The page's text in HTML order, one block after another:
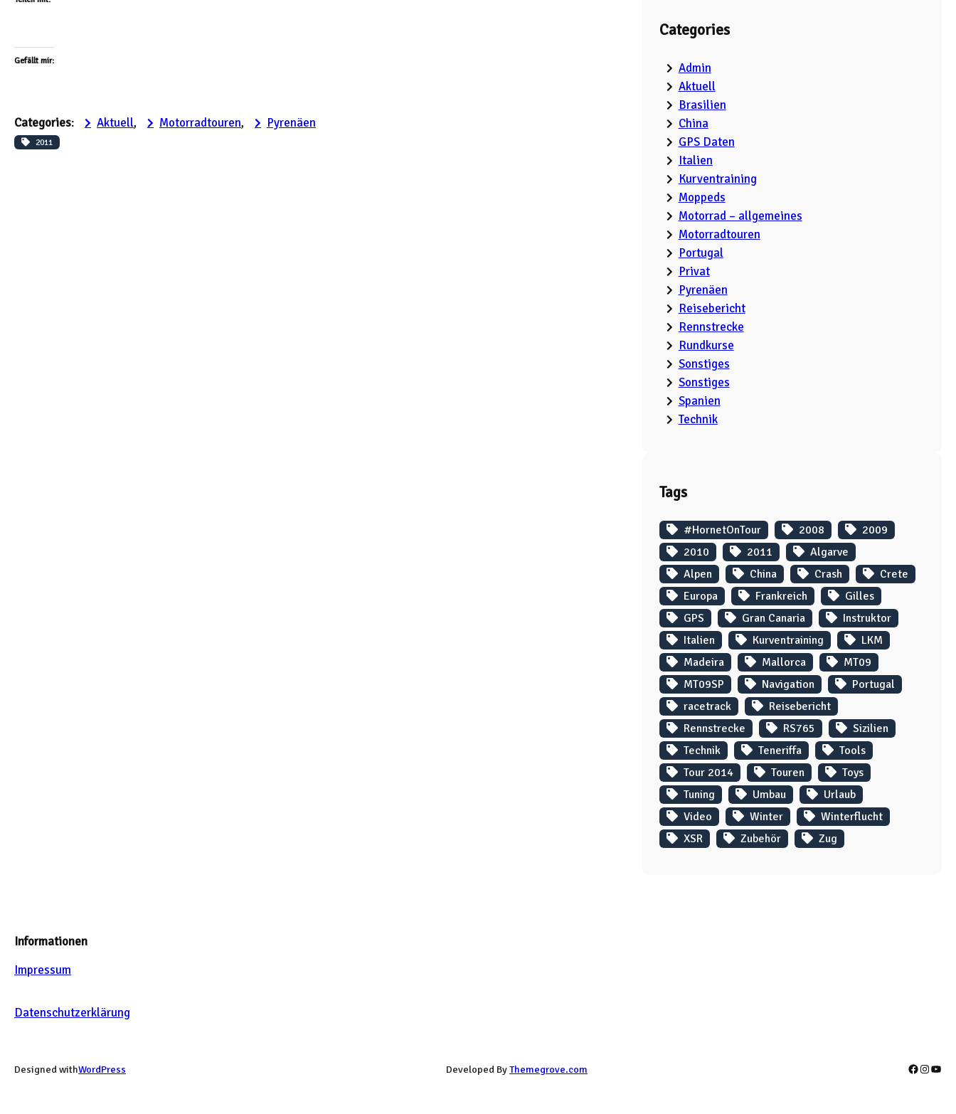
Gefällt mir:
Categories: Aktuell, Motorradtouren, Pyrenäen
2011
Categories
Admin
Aktuell
Brasilien
China
GPS Daten
Italien
Kurventraining
Moppeds
Motorrad – allgemeines
Motorradtouren
Portugal
Privat
Pyrenäen
Reisebericht
Rennstrecke
Rundkurse
Sonstiges
Sonstiges
Spanien
Technik
Tags
#HornetOnTour 2008
2009
2010
2011
Algarve
Alpen
China Crash
Crete
Europa
Frankreich
Gilles
GPS
Gran Canaria
Instruktor
Italien
Kurventraining
LKM
Madeira
Mallorca
MT09
MT09SP
Navigation
Portugal
racetrack
Reisebericht
Rennstrecke
RS765
Sizilien
Technik
Teneriffa
Tools
Tour 2014
Touren
Toys
Tuning
Umbau
Urlaub
Video
Winter
Winterflucht
XSR
Zubehör Zug
Informationen
Impressum
Datenschutzerklärung
Designed withWordPress Developed ByThemegrove.com Facebook